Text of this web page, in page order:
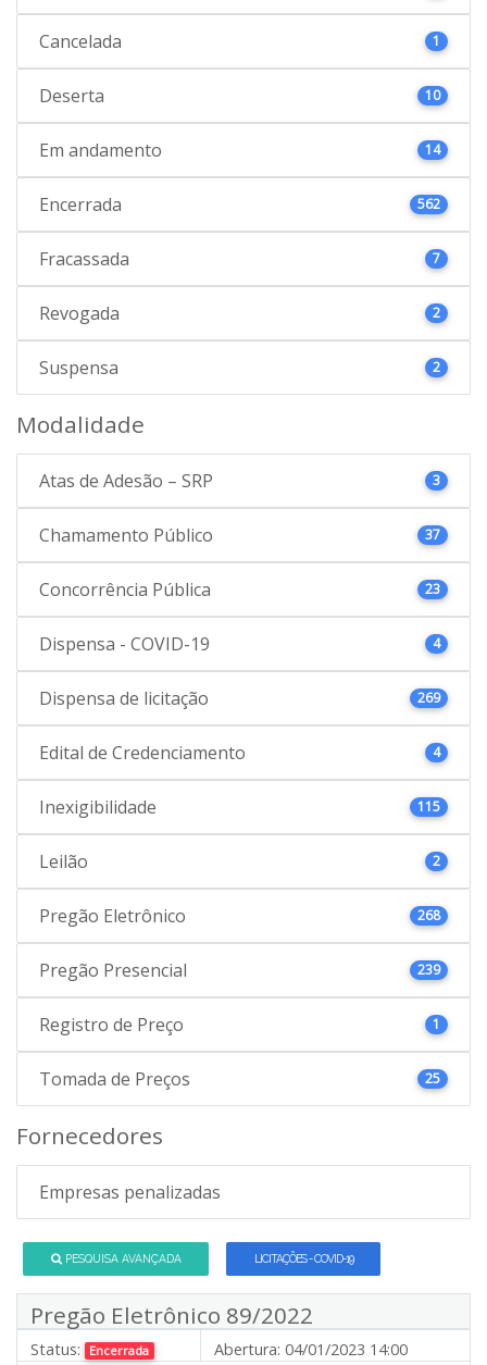
Cancelada 1
Deserta 10
Em andamento 14
Encerrada 562
Fracassada 7
Revogada 2
Suspensa 2
Modalidade
Atas de Adesão – SRP 3
Chamamento Público 37
Concorrência Pública 23
Dispensa - COVID-19 4
Dispensa de licitação 269
Edital de Credenciamento 4
Inexigibilidade 115
Leilão 2
Pregão Eletrônico 268
Pregão Presencial 239
Registro de Preço 1
Tomada de Preços 25
Fornecedores
Empresas penalizadas
PESQUISA AVANÇADA LICITAÇÕES - COVID-19
Pregão Eletrônico 89/2022
Status: Encerrada Abertura: 04/01/2023 14:00